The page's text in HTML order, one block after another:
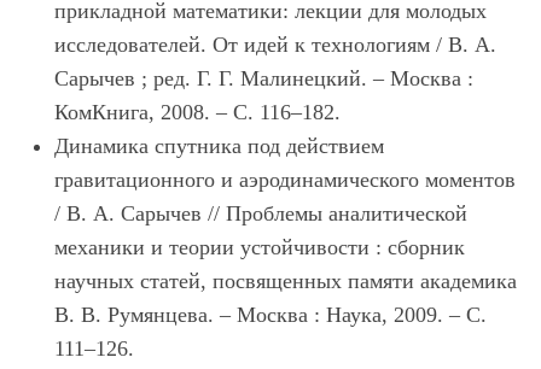
прикладной математики: лекции для молодых
исследователей. От идей к технологиям / В. А.
Сарычев ; ред. Г. Г. Малинецкий. – Москва :
КомКнига, 2008. – С. 116–182.
Динамика спутника под действием
гравитационного и аэродинамического моментов
/ В. А. Сарычев // Проблемы аналитической
механики и теории устойчивости : сборник
научных статей, посвященных памяти академика
В. В. Румянцева. – Москва : Наука, 2009. – С.
111–126.